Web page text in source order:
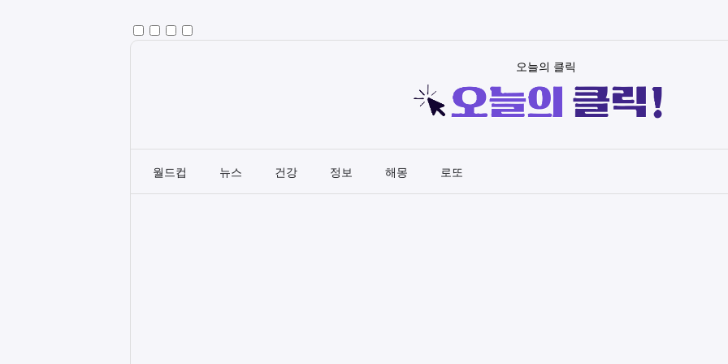
오늘의 클릭
월드컵 뉴스 건강 정보 해몽 로또